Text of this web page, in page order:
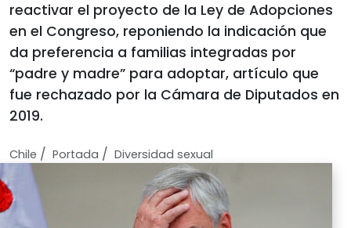
reactivar el proyecto de la Ley de Adopciones
en el Congreso, reponiendo la indicación que
da preferencia a familias integradas por
“padre y madre” para adoptar, artículo que
fue rechazado por la Cámara de Diputados en
2019.
Chile / Portada / Diversidad sexual